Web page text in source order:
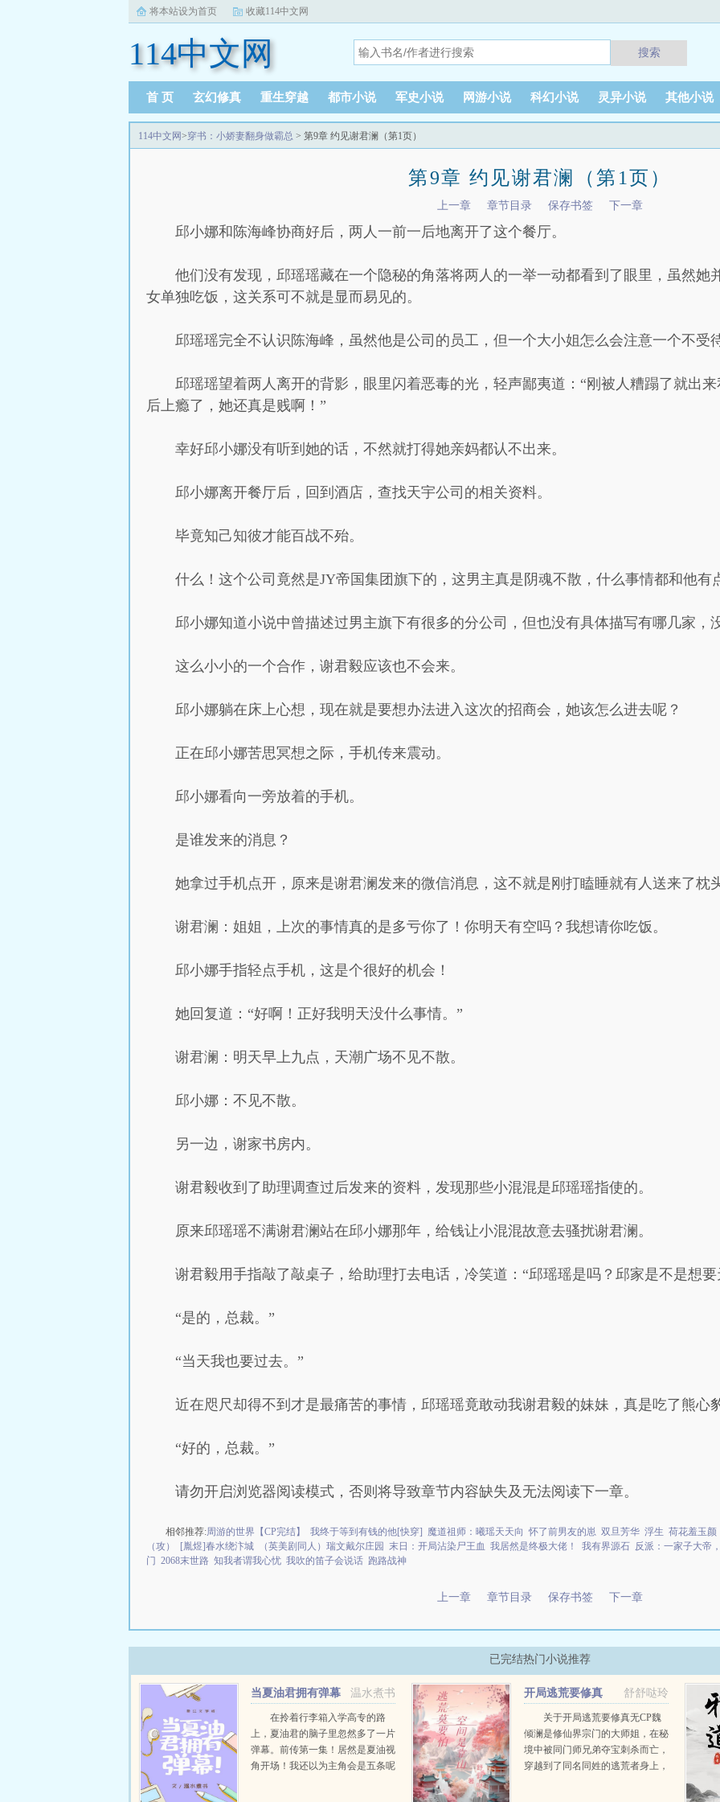
将本站设为首页 收藏114中文网
114中文网 搜索
首 页 玄幻修真 重生穿越 都市小说 军史小说 网游小说 科幻小说 灵异小说 其他小说
114中文网>穿书：小娇妻翻身做霸总 > 第9章 约见谢君澜（第1页）
第9章 约见谢君澜（第1页）
上一章 章节目录 保存书签 下一章
邱小娜和陈海峰协商好后，两人一前一后地离开了这个餐厅。
他们没有发现，邱瑶瑶藏在一个隐秘的角落将两人的一举一动都看到了眼里，虽然她
女单独吃饭，这关系可不就是显而易见的。
邱瑶瑶完全不认识陈海峰，虽然他是公司的员工，但一个大小姐怎么会注意一个不受
邱瑶瑶望着两人离开的背影，眼里闪着恶毒的光，轻声鄙夷道：“刚被人糟蹋了就出
后上瘾了，她还真是贱啊！”
幸好邱小娜没有听到她的话，不然就打得她亲妈都认不出来。
邱小娜离开餐厅后，回到酒店，查找天宇公司的相关资料。
毕竟知己知彼才能百战不殆。
什么！这个公司竟然是JY帝国集团旗下的，这男主真是阴魂不散，什么事情都和他有
邱小娜知道小说中曾描述过男主旗下有很多的分公司，但也没有具体描写有哪几家，
这么小小的一个合作，谢君毅应该也不会来。
邱小娜躺在床上心想，现在就是要想办法进入这次的招商会，她该怎么进去呢？
正在邱小娜苦思冥想之际，手机传来震动。
邱小娜看向一旁放着的手机。
是谁发来的消息？
她拿过手机点开，原来是谢君澜发来的微信消息，这不就是刚打瞌睡就有人送来了枕
谢君澜：姐姐，上次的事情真的是多亏你了！你明天有空吗？我想请你吃饭。
邱小娜手指轻点手机，这是个很好的机会！
她回复道：“好啊！正好我明天没什么事情。”
谢君澜：明天早上九点，天潮广场不见不散。
邱小娜：不见不散。
另一边，谢家书房内。
谢君毅收到了助理调查过后发来的资料，发现那些小混混是邱瑶瑶指使的。
原来邱瑶瑶不满谢君澜站在邱小娜那年，给钱让小混混故意去骚扰谢君澜。
谢君毅用手指敲了敲桌子，给助理打去电话，冷笑道：“邱瑶瑶是吗？邱家是不是想
“是的，总裁。”
“当天我也要过去。”
近在咫尺却得不到才是最痛苦的事情，邱瑶瑶竟敢动我谢君毅的妹妹，真是吃了熊心
“好的，总裁。”
请勿开启浏览器阅读模式，否则将导致章节内容缺失及无法阅读下一章。
相邻推荐:周游的世界【CP完结】 我终于等到有钱的他[快穿] 魔道祖师：曦瑶天天向 怀了前男友的崽 双旦芳华 浮生 荷花羞玉颜
（攻）
[胤煜]春水绕汴城 （英美剧同人）瑞文戴尔庄园 末日：开局沾染尸王血 我居然是终极大佬！ 我有界源石 反派：一家子大帝
门 2068末世路 知我者谓我心忧 我吹的笛子会说话 跑路战神
上一章 章节目录 保存书签 下一章
已完结热门小说推荐
温水煮书
当夏油君拥有弹幕
在拎着行李箱入学高专的路
上，夏油君的脑子里忽然多了一片
弹幕。前传第一集！居然是夏油视
角开场！我还以为主角会是五条呢
舒舒哒玲
开局逃荒要修真
关于开局逃荒要修真无CP魏
倾澜是修仙界宗门的大师姐，在秘
境中被同门师兄弟夺宝刺杀而亡，
穿越到了同名同姓的逃荒者身上，